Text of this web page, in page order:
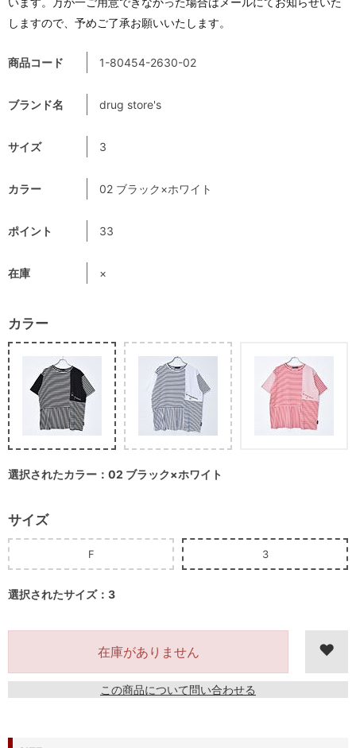
商品コード 1-80454-2630-02
ブランド名 drug store's
サイズ 3
カラー 02 ブラック×ホワイト
ポイント 33
在庫 ×
カラー
選択されたカラー：02 ブラック×ホワイト
サイズ
F 3
選択されたサイズ：3
在庫がありません
この商品について問い合わせる
しますので、予めご了承お願いいたします。